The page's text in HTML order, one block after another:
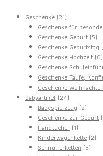
Geschenke 2121
Produkte
Geschenke für
Geschenke Geburt 55
Geschenke Geburtstag
Geschenke Hochzeit 00
Geschenke
Geschenke Taufe,
Geschenke Weihnachten
Babyartikel 2424
Produkte
Babyspielzeug 22
Geschenke zur Geburt
Handtücher 11
Produkt
Kinderwagenkette 22
Schnullerketten 55